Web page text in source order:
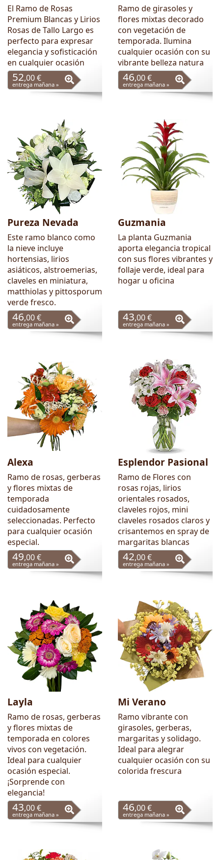
El Ramo de Rosas
Premium Blancas y Lirios
Rosas de Tallo Largo es
perfecto para expresar
elegancia y sofisticación
en cualquier ocasión
52,00 €
entrega mañana »
Ramo de girasoles y
flores mixtas decorado
con vegetación de
temporada. Ilumina
cualquier ocasión con su
vibrante belleza natura
46,00 €
entrega mañana »
Pureza Nevada
Este ramo blanco como
la nieve incluye
hortensias, lirios
asiáticos, alstroemerias,
claveles en miniatura,
matthiolas y pittosporum
verde fresco.
46,00 €
entrega mañana »
Guzmania
La planta Guzmania
aporta elegancia tropical
con sus flores vibrantes y
follaje verde, ideal para
hogar u oficina
43,00 €
entrega mañana »
Alexa
Ramo de rosas, gerberas
y flores mixtas de
temporada
cuidadosamente
seleccionadas. Perfecto
para cualquier ocasión
especial.
49,00 €
entrega mañana »
Esplendor Pasional
Ramo de Flores con
rosas rojas, lirios
orientales rosados,
claveles rojos, mini
claveles rosados claros y
crisantemos en spray de
margaritas blancas
42,00 €
entrega mañana »
Layla
Ramo de rosas, gerberas
y flores mixtas de
temporada en colores
vivos con vegetación.
Ideal para cualquier
ocasión especial.
¡Sorprende con
elegancia!
43,00 €
entrega mañana »
Mi Verano
Ramo vibrante con
girasoles, gerberas,
margaritas y solidago.
Ideal para alegrar
cualquier ocasión con su
colorida frescura
46,00 €
entrega mañana »